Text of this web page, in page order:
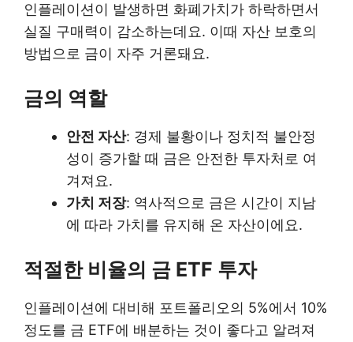
인플레이션이 발생하면 화폐가치가 하락하면서
실질 구매력이 감소하는데요. 이때 자산 보호의
방법으로 금이 자주 거론돼요.
금의 역할
안전 자산: 경제 불황이나 정치적 불안정
성이 증가할 때 금은 안전한 투자처로 여
겨져요.
가치 저장: 역사적으로 금은 시간이 지남
에 따라 가치를 유지해 온 자산이에요.
적절한 비율의 금 ETF 투자
인플레이션에 대비해 포트폴리오의 5%에서 10%
정도를 금 ETF에 배분하는 것이 좋다고 알려져